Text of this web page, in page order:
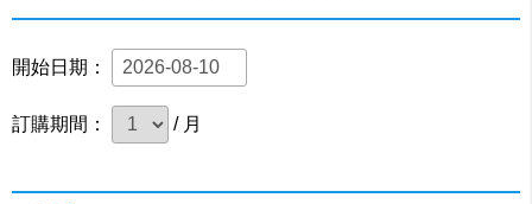
開始日期：
訂購期間： / 月